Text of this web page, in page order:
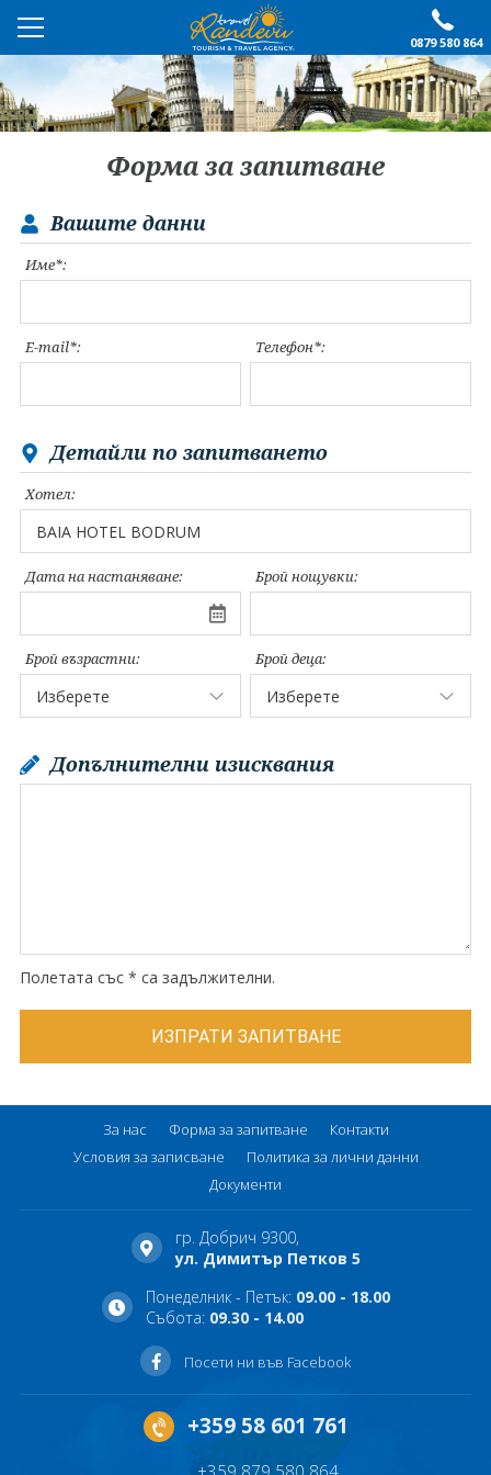
0879 580 864
ПРЕПОРЪЧАНО
ЕКСКУРЗИИ
ПОЧИВКИ
ОЩЕ
Контакти
Условия за записване
Политика за лични
Документи
Форма за запитване
Вашите данни
Име*:
E-mail*: Телефон*:
Детайли по запитването
Хотел:
Дата на настаняване: Брой нощувки:
Брой възрастни: Брой деца:
Допълнителни изисквания
Полетата със * са задължителни.
За нас Форма за запитване
Контакти
Условия за записване
Политика за лични данни
Документи
гр. Добрич 9300,
ул. Димитър Петков 5
Понеделник - Петък: 09.00 - 18.00
Събота: 09.30 - 14.00
Посети ни във Facebook
+359 58 601 761
+359 879 580 864